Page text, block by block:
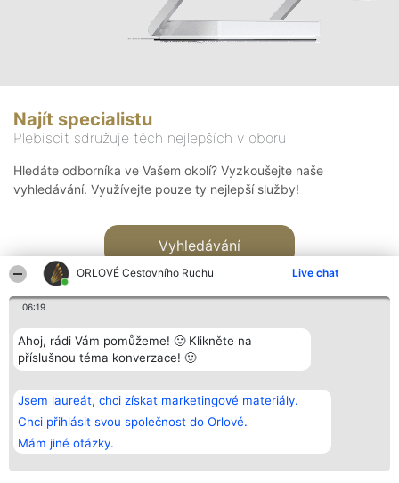
ORLOVÉ Cestovního Ruchu Live chat
06:19
Ahoj, rádi Vám pomůžeme! 🙂 Klikněte na
příslušnou téma konverzace! 🙂
Jsem laureát, chci získat marketingové materiály.
Chci přihlásit svou společnost do Orlové.
Mám jiné otázky.
Najít specialistu
Plebiscit sdružuje těch nejlepších v oboru
Hledáte odborníka ve Vašem okolí? Vyzkoušejte naše
vyhledávání. Využívejte pouze ty nejlepší služby!
Vyhledávání
Bright Side Solutions sp. z o.
o. sp. k.
ul. Ruska 22
Wrocław 50-079
KRS 0000749100 | Regon
381313360 | NIP 8943132676
Vítězové
Seznam všech
laureátů
Zásady
Zásady
Kontakt